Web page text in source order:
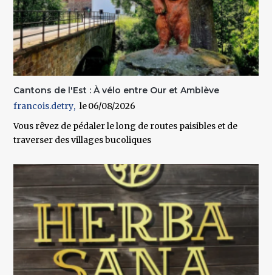
Cantons de l'Est : À vélo entre Our et Amblève
francois.detry
06/08/2026
Vous rêvez de pédaler le long de routes paisibles et de
traverser des villages bucoliques